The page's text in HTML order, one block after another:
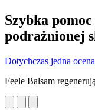
Szybka
podrażnionej
Dotychczas jedna
Feele Balsam